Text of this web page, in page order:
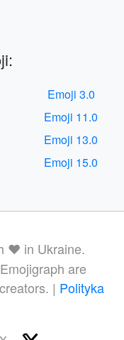
Emoji 3.0
Emoji 11.0
Emoji 13.0
Emoji 15.0
❤️ in Ukraine.
are
| Polityka